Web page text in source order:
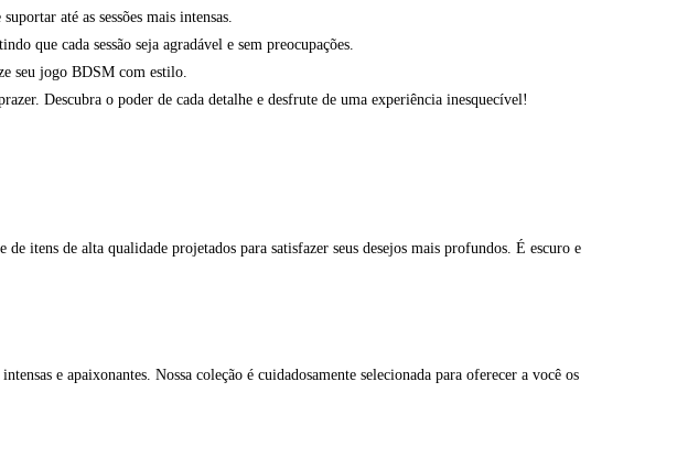
até as sessões mais intensas.
que cada sessão seja agradável e sem preocupações.
seu jogo BDSM com estilo.
Descubra o poder de cada detalhe e desfrute de uma experiência inesquecível!
itens de alta qualidade projetados para satisfazer seus desejos mais profundos. É escuro e
e apaixonantes. Nossa coleção é cuidadosamente selecionada para oferecer a você os